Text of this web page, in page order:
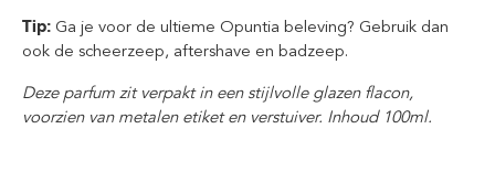
Tip: Ga je voor de ultieme Opuntia beleving? Gebruik dan
ook de scheerzeep, aftershave en badzeep.
Deze parfum zit verpakt in een stijlvolle glazen flacon,
voorzien van metalen etiket en verstuiver. Inhoud 100ml.